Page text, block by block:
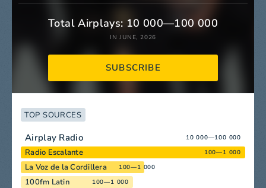
Total Airplays: 10 000—100 000
IN JUNE, 2026
SUBSCRIBE
TOP SOURCES
Airplay Radio 10 000—100 000
Radio Escalante 100—1 000
La Voz de la Cordillera 100—1 000
100fm Latin 100—1 000